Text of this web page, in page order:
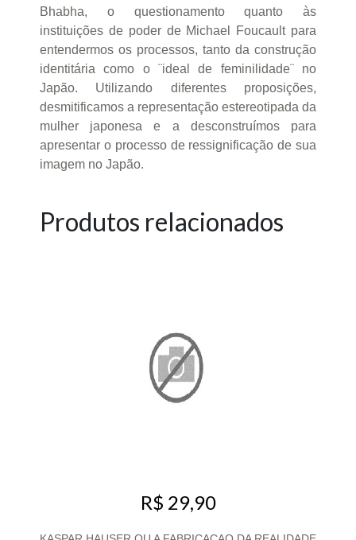
Bhabha, o questionamento quanto às
instituições de poder de Michael Foucault para
entendermos os processos, tanto da construção
identitária como o ¨ideal de feminilidade¨ no
Japão. Utilizando diferentes proposições,
desmitificamos a representação estereotipada da
mulher japonesa e a desconstruímos para
apresentar o processo de ressignificação de sua
imagem no Japão.
Produtos relacionados
R$ 29,90